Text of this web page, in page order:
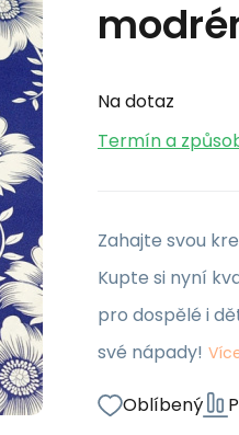
Na dotaz
Termín a
Zahajte svou
Kupte si nyní
pro dospělé i
své nápady!
Oblíbený